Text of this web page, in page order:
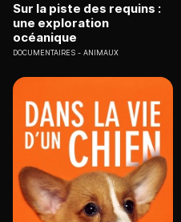
Sur la piste des requins :
une exploration
océanique
DOCUMENTAIRES ANIMAUX